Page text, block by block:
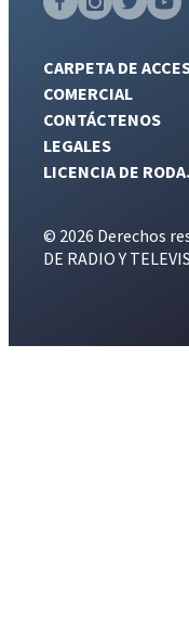
CARPETA DE
COMERCIAL
CONTÁCTENOS
LEGALES
LICENCIA DE
© 2026 Derechos
DE RADIO Y